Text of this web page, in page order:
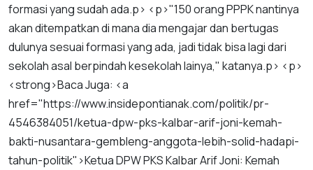
formasiyangsudahada.p> <p>"150orangPPPKnantinya
akanditempatkandimanadiamengajardan bertugas
dulunyasesuaiformasiyangada, jaditidakbisalagidari
sekolahasal berpindahkesekolahlainya," katanya.p> <p>
<strong>BacaJuga: <a
href="https://www.insidepontianak.com/politik/pr-
4546384051/ketua-dpw-pks-kalbar-arif-joni-kemah-
bakti-nusantara-gembleng-anggota-lebih-solid-hadapi-
tahun-politik">KetuaDPWPKSKalbarArifJoni: Kemah